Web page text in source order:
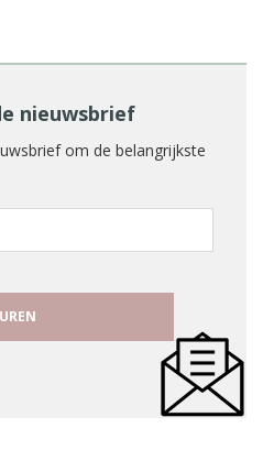
nieuwsbrief
om de belangrijkste